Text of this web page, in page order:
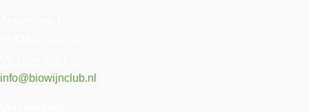
info@biowijnclub.nl